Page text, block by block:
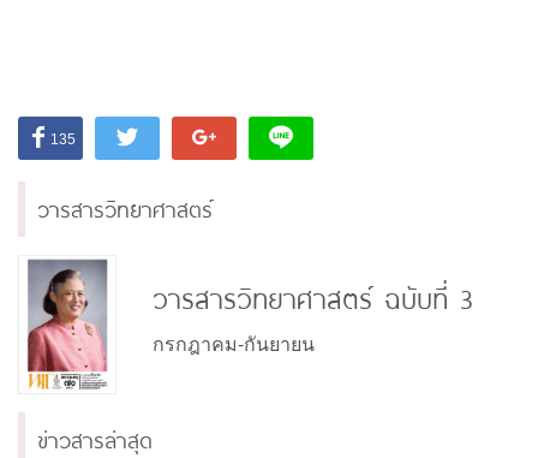
135
วารสารวิทยาศาสตร์
วารสารวิทยาศาสตร์ ฉบับที่ 3
กรกฎาคม-กันยายน
ข่าวสารล่าสุด